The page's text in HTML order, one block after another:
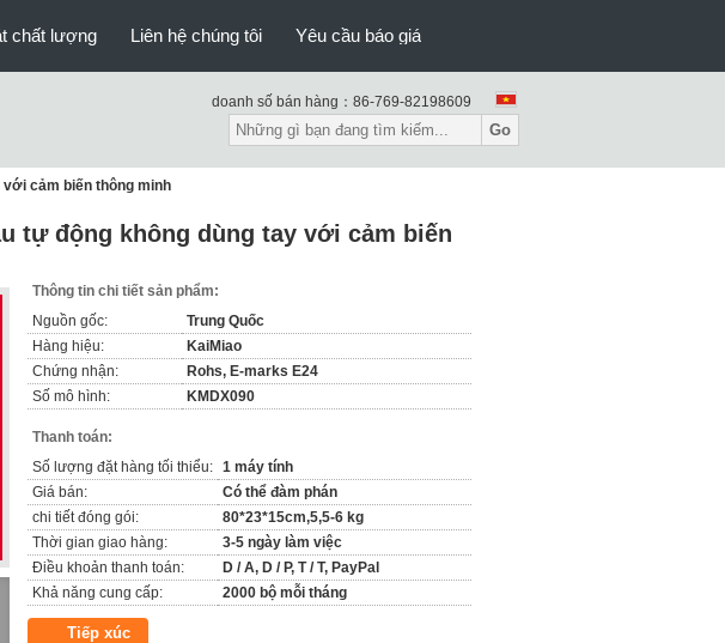
chất lượng Liên hệ chúng tôi Yêu cầu báo giá
doanh số bán hàng： 86-769-82198609
Go
cảm biến thông minh
tự động không dùng tay với cảm biến
Thông tin chi tiết sản phẩm:
Nguồn gốc:
Trung Quốc
Hàng hiệu:
KaiMiao
Chứng nhận:
Rohs, E-marks E24
Số mô hình:
KMDX090
Thanh toán:
Số lượng đặt hàng tối thiểu: 1 máy tính
Giá bán:
Có thể đàm phán
chi tiết đóng gói:
80*23*15cm,5,5-6 kg
Thời gian giao hàng:
3-5 ngày làm việc
Điều khoản thanh toán:
D / A, D / P, T / T, PayPal
Khả năng cung cấp:
2000 bộ mỗi tháng
Tiếp xúc